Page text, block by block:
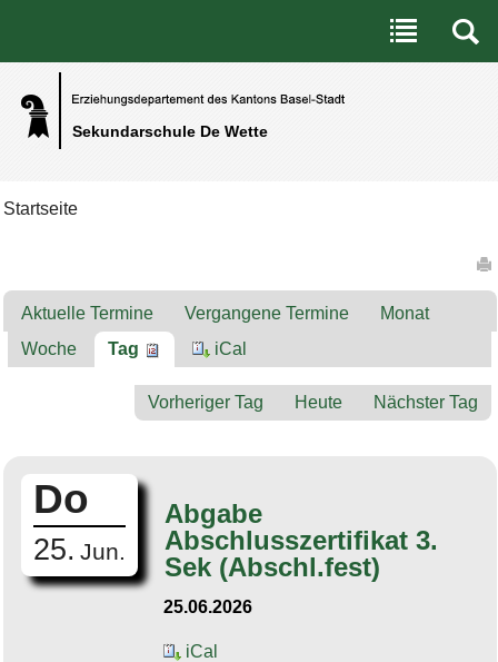
Sekundarschule De Wette
Benutzerspezifische Werkzeuge
Direkt zum Inhalt|Direkt zur Navigation
Startseite
Aktuelle Termine Vergangene Termine
Monat
Woche
Tag iCal
Vorheriger Tag Heute Nächster Tag
Do
25. Jun.
Abgabe
Abschlusszertifikat 3.
Sek (Abschl.fest)
25.06.2026
iCal